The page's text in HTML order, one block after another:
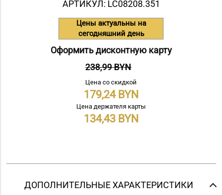
АРТИКУЛ: LC08208.351
Цены актуальны на
сегодняшний день
Оформить дисконтную карту
238,99 BYN
Цена со скидкой
179,24
Цена держателя карты
134,43
ДОПОЛНИТЕЛЬНЫЕ ХАРАКТЕРИСТИКИ